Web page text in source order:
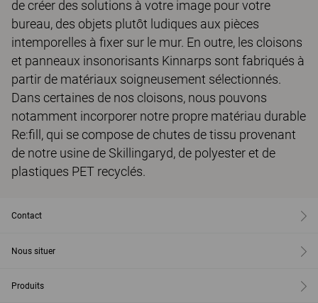
de créer des solutions à votre image pour votre
bureau, des objets plutôt ludiques aux pièces
intemporelles à fixer sur le mur. En outre, les cloisons
et panneaux insonorisants Kinnarps sont fabriqués à
partir de matériaux soigneusement sélectionnés.
Dans certaines de nos cloisons, nous pouvons
notamment incorporer notre propre matériau durable
Re:fill, qui se compose de chutes de tissu provenant
de notre usine de Skillingaryd, de polyester et de
plastiques PET recyclés.
Contact
Nous situer
Produits